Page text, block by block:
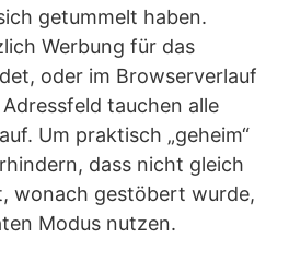
getummelt haben.
Werbung für das
oder im Browserverlauf
tauchen alle
Um praktisch „geheim“
dass nicht gleich
wonach gestöbert wurde,
Modus nutzen.